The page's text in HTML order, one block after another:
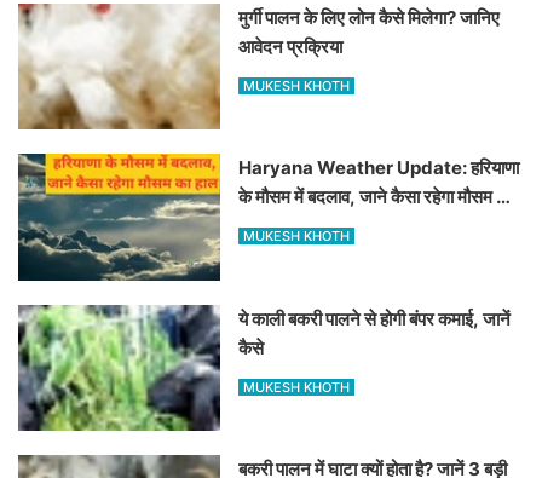
मुर्गी पालन के लिए लोन कैसे मिलेगा? जानिए
आवेदन प्रक्रिया
MUKESH KHOTH
Haryana Weather Update: हरियाणा
के मौसम में बदलाव, जाने कैसा रहेगा मौसम का
हाल
MUKESH KHOTH
ये काली बकरी पालने से होगी बंपर कमाई, जानें
कैसे
MUKESH KHOTH
बकरी पालन में घाटा क्यों होता है? जानें 3 बड़ी